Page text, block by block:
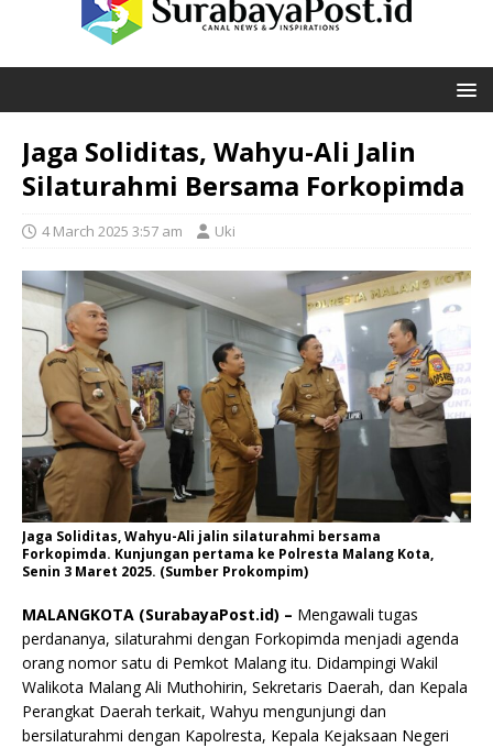
Jaga Soliditas, Wahyu-Ali Jalin
Silaturahmi Bersama Forkopimda
4 March 2025 3:57 am Uki
Jaga Soliditas, Wahyu-Ali jalin silaturahmi bersama
Forkopimda. Kunjungan pertama ke Polresta Malang Kota,
Senin 3 Maret 2025. (Sumber Prokompim)
MALANGKOTA (SurabayaPost.id) – Mengawali tugas
perdananya, silaturahmi dengan Forkopimda menjadi agenda
orang nomor satu di Pemkot Malang itu. Didampingi Wakil
Walikota Malang Ali Muthohirin, Sekretaris Daerah, dan Kepala
Perangkat Daerah terkait, Wahyu mengunjungi dan
bersilaturahmi dengan Kapolresta, Kepala Kejaksaan Negeri